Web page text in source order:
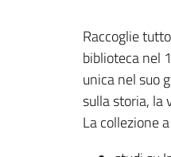
Raccoglie
biblioteca nel
unica nel suo
sulla storia, la
La collezione